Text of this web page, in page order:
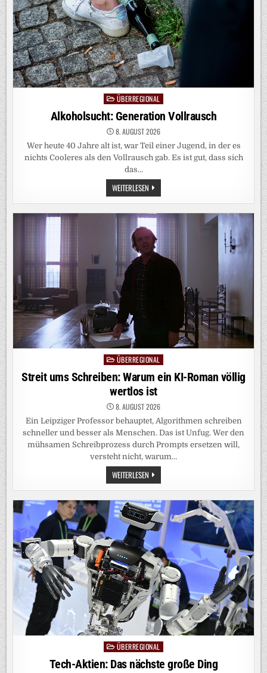
Posted
in
ÜBERREGIONAL
Alkoholsucht: Generation Vollrausch
8. AUGUST 2026
Wer heute 40 Jahre alt ist, war Teil einer Jugend, in der es
nichts Cooleres als den Vollrausch gab. Es ist gut, dass sich
das…
WEITERLESEN ALKOHOLSUCHT:
GENERATION
VOLLRAUSCH
PostedÜBERREGIONAL
Streit ums Schreiben: Warum ein KI-Roman völlig
wertlos ist
8. AUGUST 2026
Ein Leipziger Professor behauptet, Algorithmen schreiben
schneller und besser als Menschen. Das ist Unfug. Wer den
mühsamen Schreibprozess durch Prompts ersetzen will,
versteht nicht, warum…
WEITERLESEN STREIT
UMS
SCHREIBEN:
WARUM
EIN
KI-
ROMAN
VÖLLIG
WERTLOS
IST
Posted
in
ÜBERREGIONAL
Tech-Aktien: Das nächste große Ding